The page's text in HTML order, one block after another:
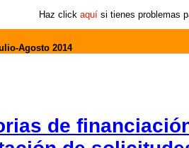
Haz clickaquí si tienes problemas
Agosto 2014
de